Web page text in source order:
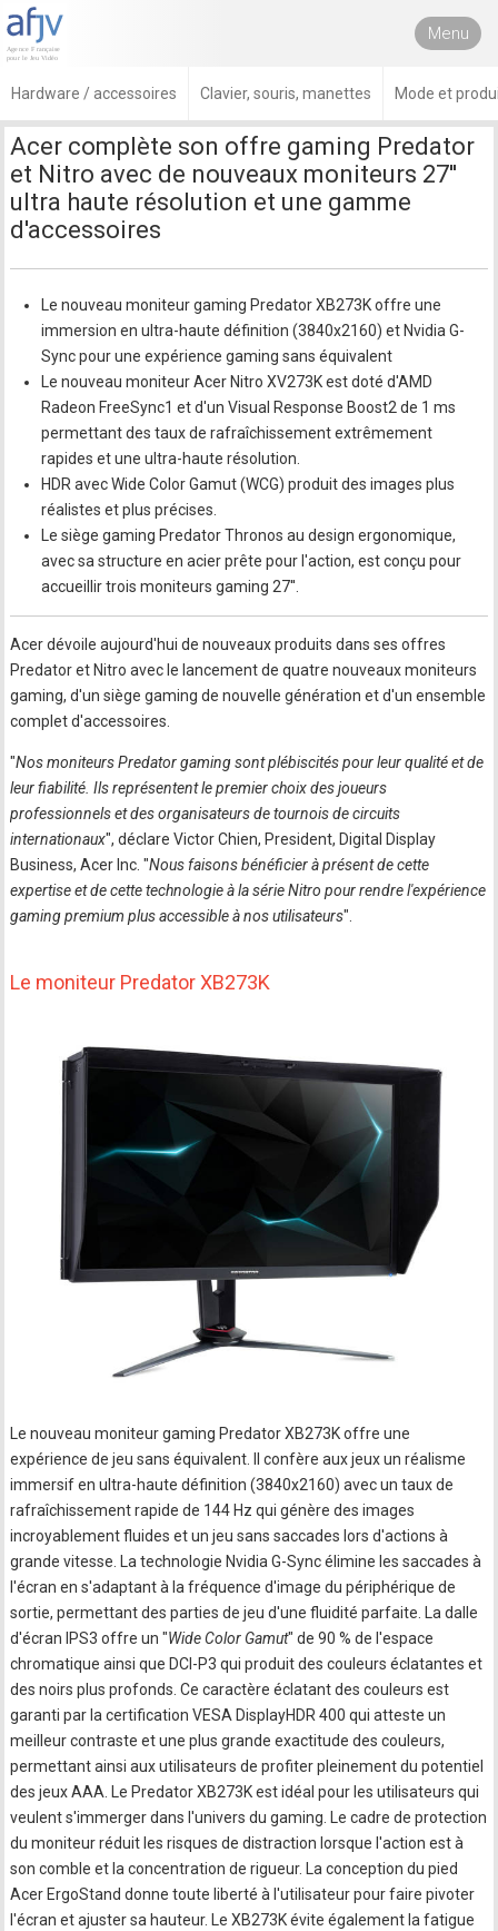
Menu
Hardware / accessoires Clavier, souris, manettes Mode et
Acer complète son offre gaming Predator
et Nitro avec de nouveaux moniteurs 27''
ultra haute résolution et une gamme
d'accessoires
Le nouveau moniteur gaming Predator XB273K offre une
immersion en ultra-haute définition (3840x2160) et Nvidia G-
Sync pour une expérience gaming sans équivalent
Le nouveau moniteur Acer Nitro XV273K est doté d'AMD
Radeon FreeSync1 et d'un Visual Response Boost2 de 1 ms
permettant des taux de rafraîchissement extrêmement
rapides et une ultra-haute résolution.
HDR avec Wide Color Gamut (WCG) produit des images plus
réalistes et plus précises.
Le siège gaming Predator Thronos au design ergonomique,
avec sa structure en acier prête pour l'action, est conçu pour
accueillir trois moniteurs gaming 27''.
Acer dévoile aujourd'hui de nouveaux produits dans ses offres
Predator et Nitro avec le lancement de quatre nouveaux moniteurs
gaming, d'un siège gaming de nouvelle génération et d'un ensemble
complet d'accessoires.
"Nos moniteurs Predator gaming sont plébiscités pour leur qualité et de
leur fiabilité. Ils représentent le premier choix des joueurs
professionnels et des organisateurs de tournois de circuits
internationaux", déclare Victor Chien, President, Digital Display
Business, Acer Inc. "Nous faisons bénéficier à présent de cette
expertise et de cette technologie à la série Nitro pour rendre l'expérience
gaming premium plus accessible à nos utilisateurs".
Le moniteur Predator XB273K
Le nouveau moniteur gaming Predator XB273K offre une
expérience de jeu sans équivalent. Il confère aux jeux un réalisme
immersif en ultra-haute définition (3840x2160) avec un taux de
rafraîchissement rapide de 144 Hz qui génère des images
incroyablement fluides et un jeu sans saccades lors d'actions à
grande vitesse. La technologie Nvidia G-Sync élimine les saccades à
l'écran en s'adaptant à la fréquence d'image du périphérique de
sortie, permettant des parties de jeu d'une fluidité parfaite. La dalle
d'écran IPS3 offre un "Wide Color Gamut" de 90 % de l'espace
chromatique ainsi que DCI-P3 qui produit des couleurs éclatantes et
des noirs plus profonds. Ce caractère éclatant des couleurs est
garanti par la certification VESA DisplayHDR 400 qui atteste un
meilleur contraste et une plus grande exactitude des couleurs,
permettant ainsi aux utilisateurs de profiter pleinement du potentiel
des jeux AAA. Le Predator XB273K est idéal pour les utilisateurs qui
veulent s'immerger dans l'univers du gaming. Le cadre de protection
du moniteur réduit les risques de distraction lorsque l'action est à
son comble et la concentration de rigueur. La conception du pied
Acer ErgoStand donne toute liberté à l'utilisateur pour faire pivoter
l'écran et ajuster sa hauteur. Le XB273K évite également la fatigue